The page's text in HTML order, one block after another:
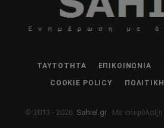
ΤΑΥΤΌΤΗΤΑ ΕΠΙΚΟΙΝΩΝΊΑ
COOKIE POLICY
© 2013 - 2026: Sahiel.gr . Με